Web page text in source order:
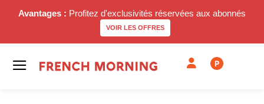
Avantages : Profitez d'exclusivités réservées aux abonnés
VOIR LES OFFRES
P